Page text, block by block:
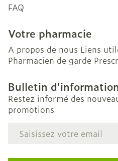
FAQ
Votre pharmacie
A propos de nous Liens
Pharmacien de garde
Bulletin d’information
Restez informé des
promotions
Adresse mail